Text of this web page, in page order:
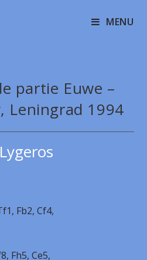
MENU
partie Euwe –
Leningrad 1994
Fb2, Cf4,
Fh5, Ce5,